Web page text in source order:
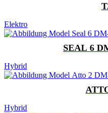
Elektro
SEAL 6
Hybrid
Hybrid